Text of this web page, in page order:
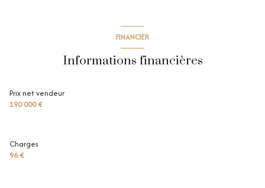
FINANCIER
Informations financières
Prix net vendeur
190 000 €
Charges
96 €